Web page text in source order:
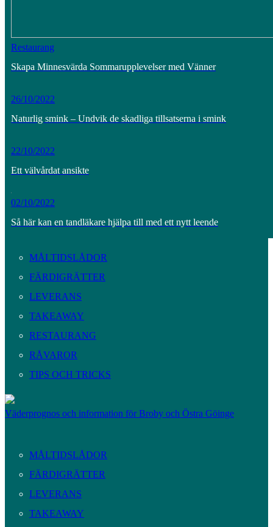
Restaurang
Skapa Minnesvärda Sommarupplevelser med Vänner
26/10/2022
Naturlig smink – Undvik de skadliga tillsatserna i smink
22/10/2022
Ett välvårdat ansikte
02/10/2022
Så här kan en tandläkare hjälpa till med ett nytt leende
MÅLTIDSLÅDOR
FÄRDIGRÄTTER
LEVERANS
TAKEAWAY
RESTAURANG
RÅVAROR
TIPS OCH TRICKS
Väderprognos och information för Broby och Östra Göinge
MÅLTIDSLÅDOR
FÄRDIGRÄTTER
LEVERANS
TAKEAWAY